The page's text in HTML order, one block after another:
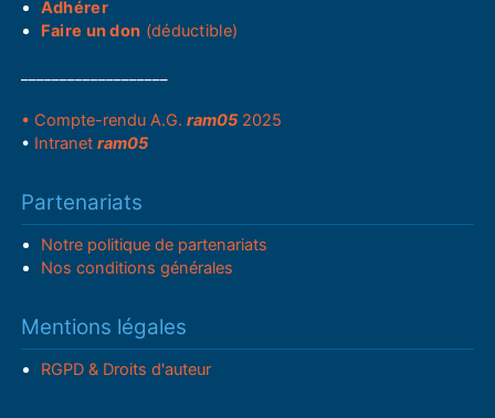
Adhérer
Faire un don (déductible)
• Compte-rendu A.G.ram05 2025
• Intranetram05
Partenariats
Notre politique de partenariats
Nos conditions générales
Mentions légales
RGPD & Droits d'auteur